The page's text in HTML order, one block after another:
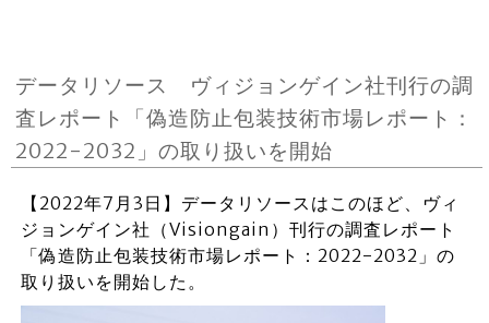
データリソース ヴィジョンゲイン社刊行の調
査レポート「偽造防止包装技術市場レポート：
2022-2032」の取り扱いを開始
【2022年7月3日】データリソースはこのほど、ヴィ
ジョンゲイン社（Visiongain）刊行の調査レポート
「偽造防止包装技術市場レポート：2022-2032」の
取り扱いを開始した。